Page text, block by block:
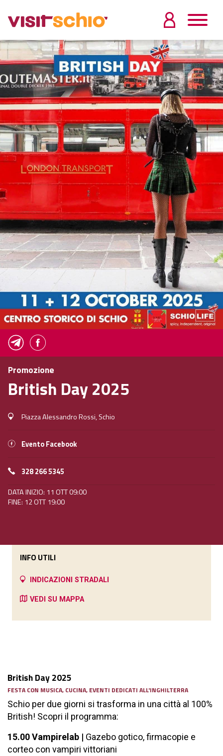
Promozione
British Day 2025
Piazza Alessandro Rossi, Schio
Evento Facebook
328 266 5345
DATA INIZIO: 11 OTT 09:00
FINE: 12 OTT 19:00
British Day 2025
FESTA CON MUSICA, CUCINA, EVENTI DEDICATI ALL'INGHILTERRA
Schio per due giorni si trasforma in una città al 100%
British! Scopri il programma:
15.00 Vampirelab | Gazebo gotico, firmacopie e
corteo con vampiri vittoriani
INFO UTILI
INDICAZIONI STRADALI
VEDI SU MAPPA